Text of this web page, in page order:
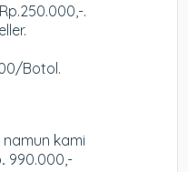
.
Botol.
kami
990.000,-